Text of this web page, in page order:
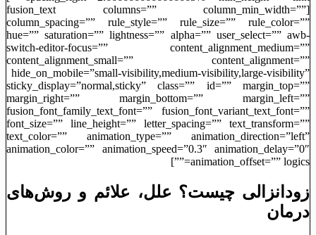
[fusion_text columns=”” column_min_width=””
column_spacing=”” rule_style=”” rule_size=”” rule_color=””
hue=”” saturation=”” lightness=”” alpha=”” user_select=”” awb-
switch-editor-focus=”” content_alignment_medium=””
content_alignment_small=”” content_alignment=””
hide_on_mobile=”small-visibility,medium-visibility,large-visibility”
sticky_display=”normal,sticky” class=”” id=”” margin_top=””
margin_right=”” margin_bottom=”” margin_left=””
fusion_font_family_text_font=”” fusion_font_variant_text_font=””
font_size=”” line_height=”” letter_spacing=”” text_transform=””
text_color=”” animation_type=”” animation_direction=”left”
animation_color=”” animation_speed=”0.3″ animation_delay=”0″
animation_offset=”” logics=””]
زودانزالی چیست؟ علل، علائم و روش‌های
درمان